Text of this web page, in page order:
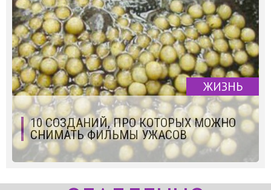
ЖИЗНЬ
10 СОЗДАНИЙ, ПРО КОТОРЫХ МОЖНО
СНИМАТЬ ФИЛЬМЫ УЖАСОВ